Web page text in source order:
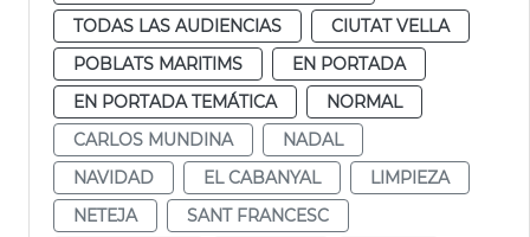
TODAS LAS AUDIENCIAS
CIUTAT VELLA
POBLATS MARITIMS
EN PORTADA
EN PORTADA TEMÁTICA
NORMAL
CARLOS MUNDINA
NADAL
NAVIDAD
EL CABANYAL
LIMPIEZA
NETEJA
SANT FRANCESC